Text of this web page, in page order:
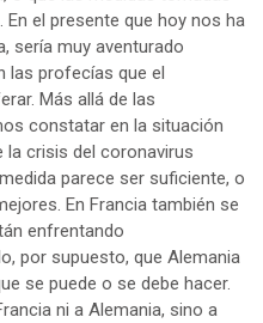
el presente que hoy nos ha
sería muy aventurado
las profecías que el
Más allá de las
constatar en la situación
la crisis del coronavirus
parece ser suficiente, o
En Francia también se
enfrentando
por supuesto, que Alemania
se puede o se debe hacer.
ni a Alemania, sino a